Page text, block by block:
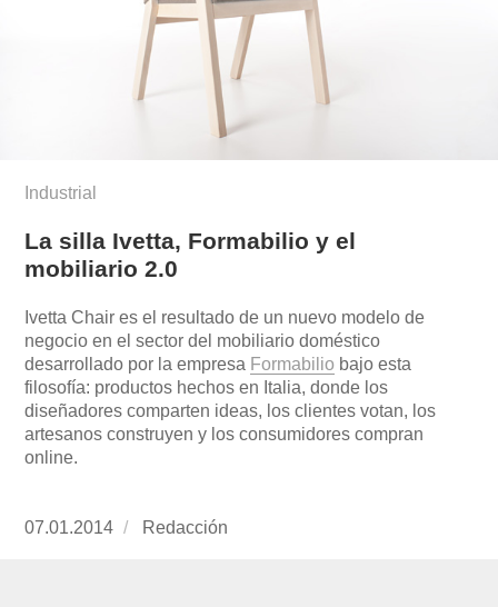
Industrial
La silla Ivetta, Formabilio y el
mobiliario 2.0
Ivetta Chair es el resultado de un nuevo modelo de
negocio en el sector del mobiliario doméstico
desarrollado por la empresa Formabilio bajo esta
filosofía: productos hechos en Italia, donde los
diseñadores comparten ideas, los clientes votan, los
artesanos construyen y los consumidores compran
online.
Publicado
07.01.2014 https://www.experimenta.es/author/redaccion/
Redacción